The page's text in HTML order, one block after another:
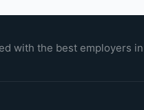
with the best employers